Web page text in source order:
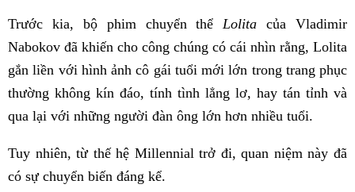
Trước kia, bộ phim chuyển thểLolita của Vladimir
Nabokov đã khiến cho công chúng có cái nhìn rằng, Lolita
gắn liền với hình ảnh cô gái tuổi mới lớn trong trang phục
thường không kín đáo, tính tình lẳng lơ, hay tán tỉnh và
qua lại với những người đàn ông lớn hơn nhiều tuổi.
Tuy nhiên, từ thế hệ Millennial trở đi, quan niệm này đã
có sự chuyển biến đáng kể.